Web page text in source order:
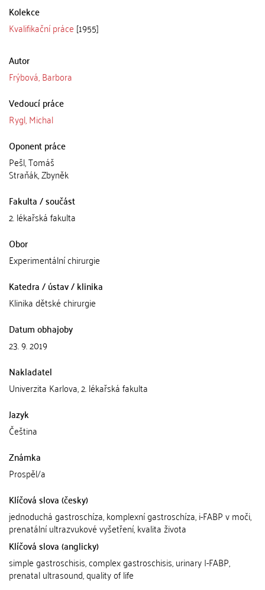
Kolekce
Kvalifikační práce [1955]
Autor
Frýbová, Barbora
Vedoucí práce
Rygl, Michal
Oponent práce
Pešl, Tomáš
Straňák, Zbyněk
Fakulta / součást
2. lékařská fakulta
Obor
Experimentální chirurgie
Katedra / ústav / klinika
Klinika dětské chirurgie
Datum obhajoby
23. 9. 2019
Nakladatel
Univerzita Karlova, 2. lékařská fakulta
Jazyk
Čeština
Známka
Prospěl/a
Klíčová slova (česky)
jednoduchá gastroschíza, komplexní gastroschíza, i-FABP v moči,
prenatální ultrazvukové vyšetření, kvalita života
Klíčová slova (anglicky)
simple gastroschisis, complex gastroschisis, urinary I-FABP,
prenatal ultrasound, quality of life